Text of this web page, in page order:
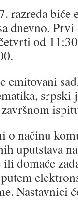
razreda biće
dnevno.
od
emitovani
srpski
o načinu
uputstava
domaće
Nastavnici